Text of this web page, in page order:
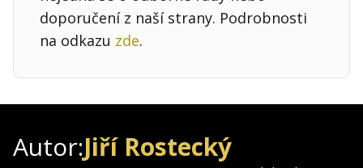
doporučení z naší strany. Podrobnosti
na odkazu zde.
Autor:Jiří Rostecký